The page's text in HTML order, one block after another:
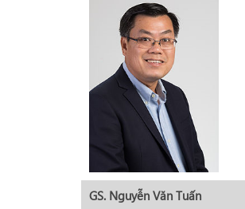
GS. Nguyễn Văn Tuấn